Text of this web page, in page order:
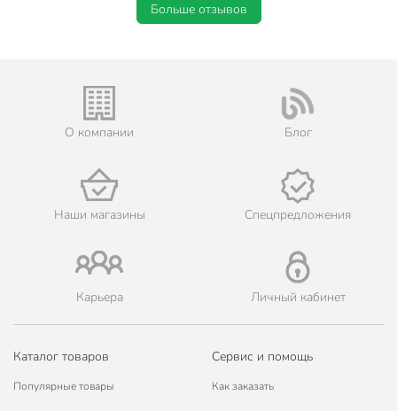
черный
Особенности конструкции
глубокий
универсальный
Назначение
для мяса
для яичницы
для оладий
для рыбы
Совместимые плиты
для электрических
плит
Больше отзывов
О компании Блог
Наши магазины Спецпредложения
Карьера Личный кабинет
Каталог товаров
Популярные товары
Сервис и помощь
Как заказать